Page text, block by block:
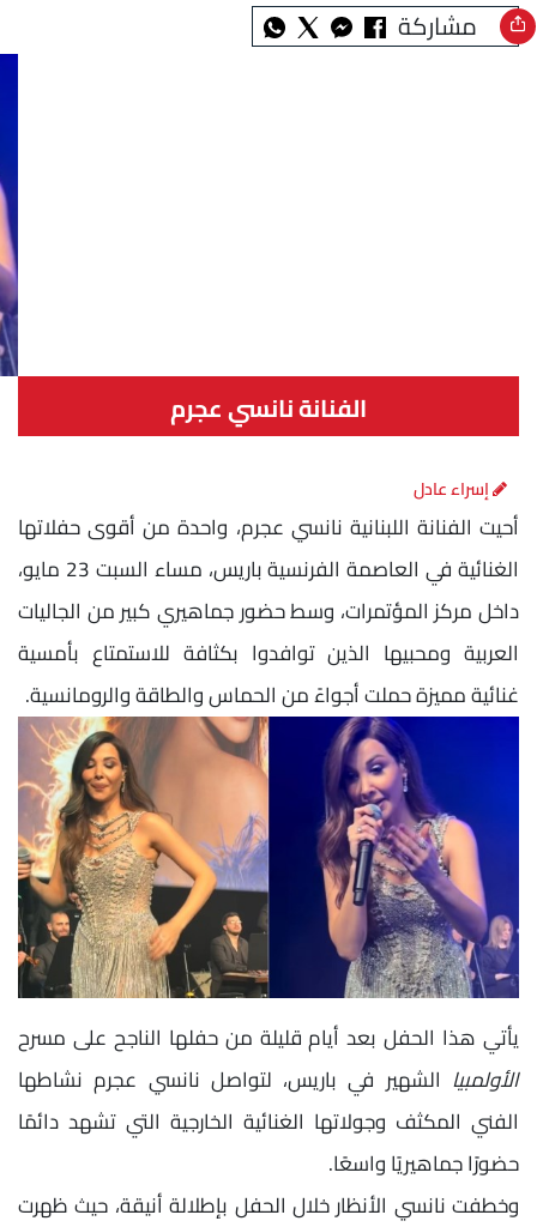
مشاركة
الفنانة نانسي عجرم
إسراء عادل
أحيت الفنانة اللبنانية نانسي عجرم، واحدة من أقوى حفلاتها
الغنائية في العاصمة الفرنسية باريس، مساء السبت 23 مايو،
داخل مركز المؤتمرات، وسط حضور جماهيري كبير من الجاليات
العربية ومحبيها الذين توافدوا بكثافة للاستمتاع بأمسية
غنائية مميزة حملت أجواءً من الحماس والطاقة والرومانسية.
يأتي هذا الحفل بعد أيام قليلة من حفلها الناجح على مسرح
الأولمبيا الشهير في باريس، لتواصل نانسي عجرم نشاطها
الفني المكثف وجولاتها الغنائية الخارجية التي تشهد دائمًا
حضورًا جماهيريًا واسعًا.
وخطفت نانسي الأنظار خلال الحفل بإطلالة أنيقة، حيث ظهرت